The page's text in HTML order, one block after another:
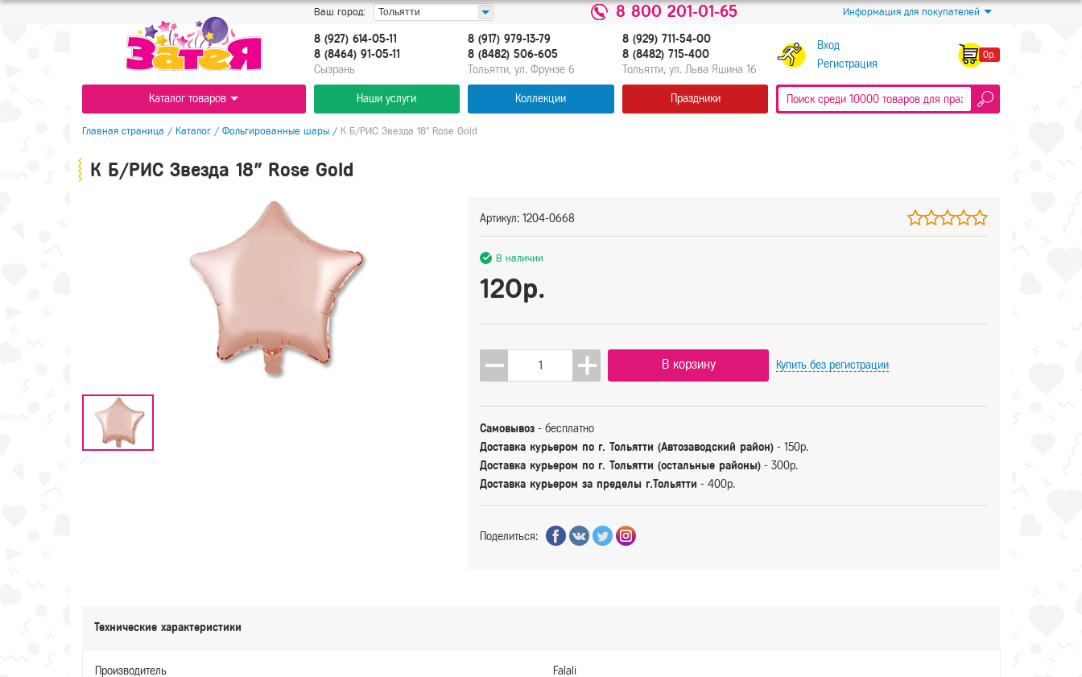
Ваш город: Тольятти 8 800 201-01-65 Информация для покупателей
8 (927) 614-05-11
8 (8464) 91-05-11
Cызрань
8 (917) 979-13-79
8 (8482) 506-605
Тольятти, ул. Фрунзе 6
8 (929) 711-54-00
8 (8482) 715-400
Тольятти, ул. Льва Яшина 16
Вход
Регистрация
0р.
Каталог товаров Наши услуги Коллекции Праздники
Главная страница / Каталог / Фольгированные шары / К Б/РИС Звезда 18" Rose Gold
К Б/РИС Звезда 18" Rose Gold
Артикул: 1204-0668
В наличии
120р.
В корзину Купить без регистрации
Самовывоз - бесплатно
Доставка курьером по г. Тольятти (Автозаводский район) - 150р.
Доставка курьером по г. Тольятти (остальные районы) - 300р.
Доставка курьером за пределы г.Тольятти - 400р.
Поделиться:
Технические характеристики
Производитель Falali